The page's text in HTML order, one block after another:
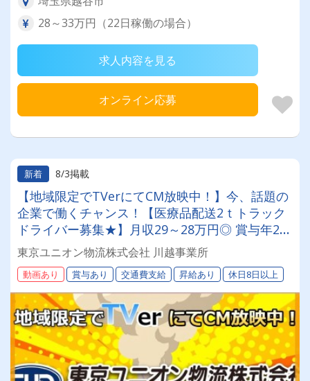
28～33万円（22日稼働の場合）
求人内容を見る
オンライン応募
新着 8/3掲載
【地域限定でTVerにてCM放映中！】今、話題の
企業で働くチャンス！【医療品配送2ｔトラック
ドライバー募集★】月収29～28万円◎ 賞与年2回
／昇給有／福利厚生充実／仕事量安定／未経験歓
迎◎【年間休日113日以上】連休もあり◎プライ
ベート充実可◎「安心・安全」で働く。東京ユニ
オン物流でドライバーライフを送りませんか？
東京ユニオン物流株式会社 川越事業所
動画あり 賞与あり 交通費支給 昇給あり 休日8日以上